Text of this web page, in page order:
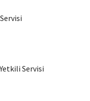
Servisi